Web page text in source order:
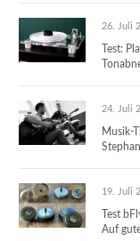
26. Juli
Test:
24. Juli
Musik-
19. Juli
Test
Auf